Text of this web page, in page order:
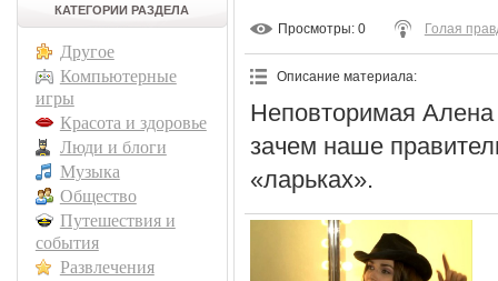
КАТЕГОРИИ РАЗДЕЛА
Другое
Компьютерные
игры
Красота и здоровье
Люди и блоги
Музыка
Общество
Путешествия и
события
Развлечения
Просмотры: 0 Голая
Описание материала:
Неповторимая
зачем наше
«ларьках».